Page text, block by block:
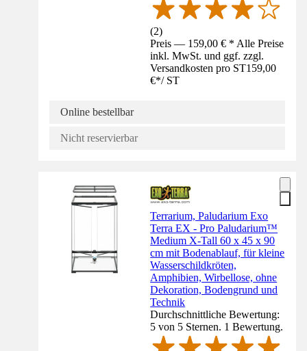
(2)
Preis — 159,00 € * Alle Preise
inkl. MwSt. und ggf. zzgl.
Versandkosten pro ST159,00
€*/ ST
Online bestellbar
Nicht reservierbar
Terrarium, Paludarium Exo
Terra EX - Pro Paludarium™
Medium X-Tall 60 x 45 x 90
cm mit Bodenablauf, für kleine
Wasserschildkröten,
Amphibien, Wirbellose, ohne
Dekoration, Bodengrund und
Technik
Durchschnittliche Bewertung:
5 von 5 Sternen. 1 Bewertung.